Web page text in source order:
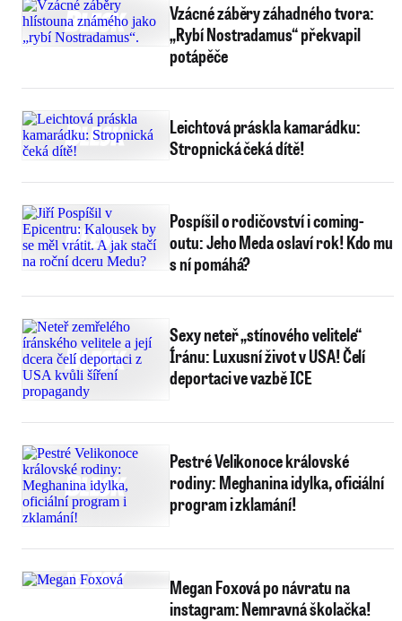
Vzácné záběry záhadného tvora:
„Rybí Nostradamus“ překvapil
potápěče
Leichtová práskla kamarádku:
Stropnická čeká dítě!
Pospíšil o rodičovství i coming-
outu: Jeho Meda oslaví rok! Kdo mu
s ní pomáhá?
Sexy neteř „stínového velitele“
Íránu: Luxusní život v USA! Čelí
deportaci ve vazbě ICE
Pestré Velikonoce královské
rodiny: Meghanina idylka, oficiální
program i zklamání!
Megan Foxová po návratu na
instagram: Nemravná školačka!